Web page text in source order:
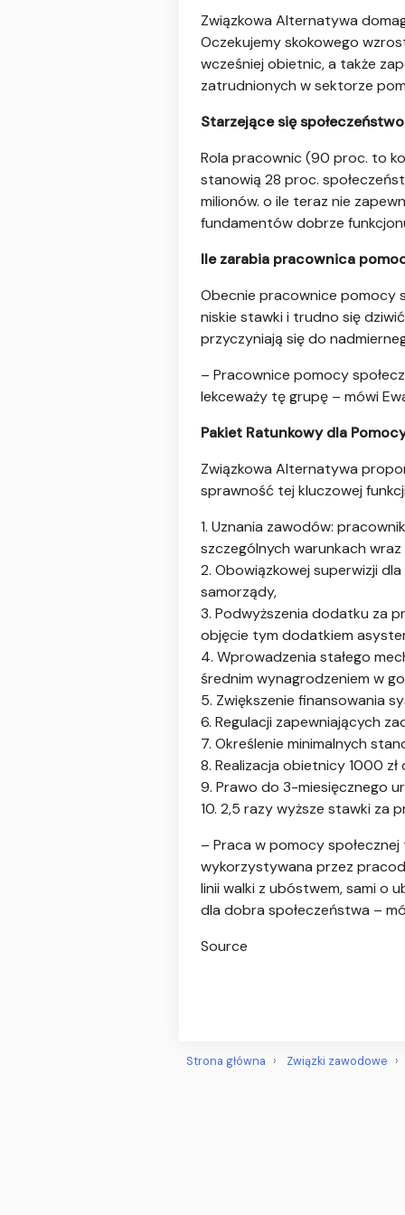
Związkowa Alternatywa
Oczekujemy skokowego
wcześniej obietnic, a także
zatrudnionych w sektorze
Starzejące się społeczeństwo
Rola pracownic (90 proc. to
stanowią 28 proc.
milionów. o ile teraz nie
fundamentów dobrze
Ile zarabia pracownica
Obecnie pracownice pomocy
niskie stawki i trudno się
przyczyniają się do
– Pracownice pomocy
lekceważy tę grupę – mówi
Pakiet Ratunkowy dla
Związkowa Alternatywa
sprawność tej kluczowej
1. Uznania zawodów:
szczególnych warunkach
2. Obowiązkowej superwizji
samorządy,
3. Podwyższenia dodatku za
objęcie tym dodatkiem
4. Wprowadzenia stałego
średnim wynagrodzeniem w
5. Zwiększenie finansowania
6. Regulacji zapewniających
7. Określenie minimalnych
8. Realizacja obietnicy 1000
9. Prawo do 3-miesięcznego
10. 2,5 razy wyższe stawki za
– Praca w pomocy
wykorzystywana przez
linii walki z ubóstwem, sami o
dla dobra społeczeństwa –
Source
Strona główna Związki zawodowe